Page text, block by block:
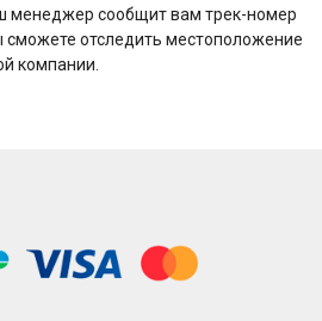
менеджер сообщит вам трек-номер
сможете отследить местоположение
компании.